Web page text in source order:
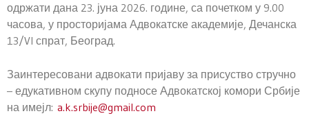
одржати дана 23. јуна 2026. године, са почетком у 9.00
часова, у просторијама Адвокатске академије, Дечанска
13/VI спрат, Београд.
Заинтересовани адвокати пријаву за присуство стручно
– едукативном скупу подносе Адвокатској комори Србије
на имејл: a.k.srbije@gmail.com